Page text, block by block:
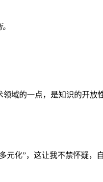
域的一点，是知识的开放
化”，这让我不禁怀疑，